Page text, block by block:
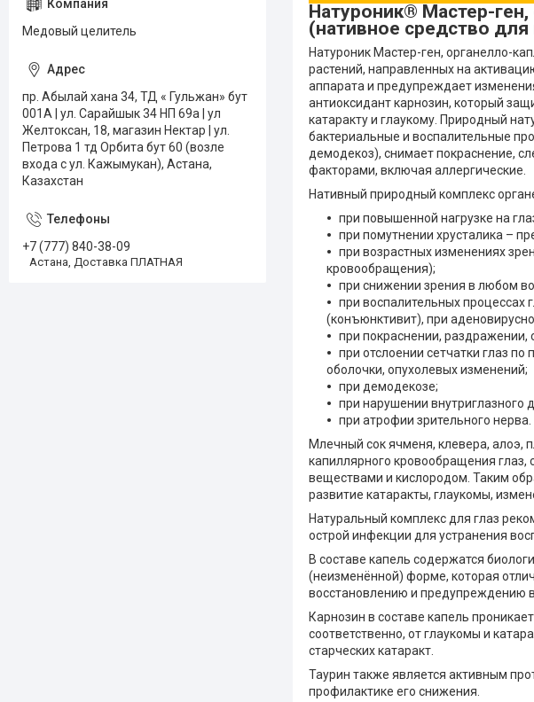
Натуроник® Мастер-
(нативное средство для
Натуроник Мастер-ген, органелло-
растений, направленных на
аппарата и предупреждает
антиоксидант карнозин, который
катаракту и глаукому. Природный
бактериальные и воспалительные
демодекоз), снимает покраснение,
факторами, включая аллергические.
Нативный природный комплекс
при повышенной нагрузке на
при помутнении хрусталика –
при возрастных изменениях
кровообращения);
при снижении зрения в любом
при воспалительных
(конъюнктивит), при
при покраснении, раздражении,
при отслоении сетчатки глаз
оболочки, опухолевых изменений;
при демодекозе;
при нарушении внутриглазного
при атрофии зрительного нерва.
Млечный сок ячменя, клевера, алоэ,
капиллярного кровообращения
веществами и кислородом. Таким
развитие катаракты, глаукомы,
Натуральный комплекс для глаз
острой инфекции для устранения
В составе капель содержатся
(неизменённой) форме, которая
восстановлению и предупреждению
Карнозин в составе капель
соответственно, от глаукомы и
старческих катаракт.
Таурин также является активным
профилактике его снижения.
Медовый целитель
пр. Абылай хана 34, ТД « Гульжан» бут
001А | ул. Сарайшык 34 НП 69а | ул
Желтоксан, 18, магазин Нектар | ул.
Петрова 1 тд Орбита бут 60 (возле
входа с ул. Кажымукан), Астана,
Казахстан
+7 (777) 840-38-09
Астана, Доставка ПЛАТНАЯ